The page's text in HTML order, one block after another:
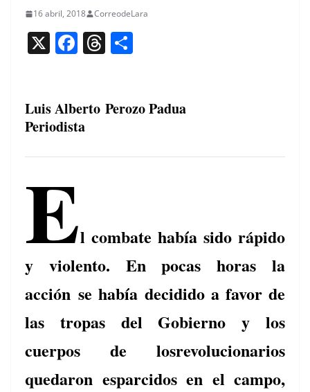
16 abril, 2018 CorreodeLara
X F
e
b
o
T
a
s
p
tir
Luis Alberto Perozo Padua
Periodista
El combate había sido rápido
y violento. En pocas horas la
acciónse había decidido a favor de
las tropas del Gobierno y los
cuerpos de losrevolucionarios
quedaron esparcidos en el campo,